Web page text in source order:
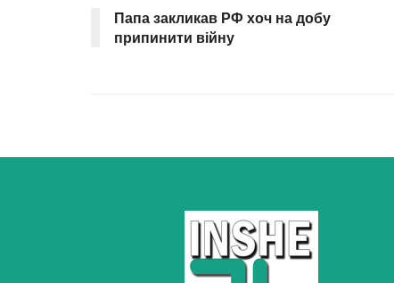
Папа закликав РФ хоч на добу
припинити війну